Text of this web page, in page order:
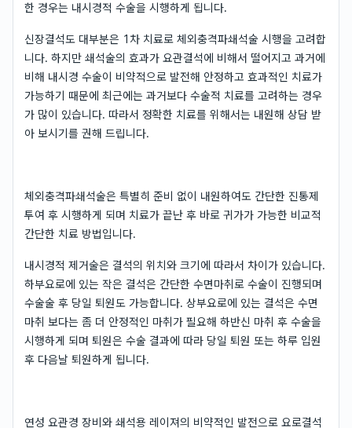
한 경우는 내시경적 수술을 시행하게 됩니다.
신장결석도 대부분은 1차 치료로 체외충격파쇄석술 시행을 고려합
니다. 하지만 쇄석술의 효과가 요관결석에 비해서 떨어지고 과거에
비해 내시경 수술이 비약적으로 발전해 안정하고 효과적인 치료가
가능하기 때문에 최근에는 과거보다 수술적 치료를 고려하는 경우
가 많이 있습니다. 따라서 정확한 치료를 위해서는 내원해 상담 받
아 보시기를 권해 드립니다.
체외충격파쇄석술은 특별히 준비 없이 내원하여도 간단한 진통제
투여 후 시행하게 되며 치료가 끝난 후 바로 귀가가 가능한 비교적
간단한 치료 방법입니다.
내시경적 제거술은 결석의 위치와 크기에 따라서 차이가 있습니다.
하부요로에 있는 작은 결석은 간단한 수면마취로 수술이 진행되며
수술술 후 당일 퇴원도 가능합니다. 상부요로에 있는 결석은 수면
마취 보다는 좀 더 안정적인 마취가 필요해 하반신 마취 후 수술을
시행하게 되며 퇴원은 수술 결과에 따라 당일 퇴원 또는 하루 입원
후 다음날 퇴원하게 됩니다.
연성 요관경 장비와 쇄석용 레이져의 비약적인 발전으로 요로결석